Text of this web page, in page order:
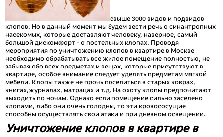
свыше 3000 видов и подвидов
клопов. Но в данный момент мы будем вести речь о синантропных
насекомых, которые доставляют человеку, наверное, самый
большой дискомфорт - о постельных клопах. Проводя
мероприятия по уничтожению клопов в квартире в Москве
необходимо обрабатывать все жилое помещение полностью, не
забывая обо всех предметах и вещах, которые присутствуют в
квартире, особое внимание следует уделять предметам мягкой
мебели. Клопы также не прочь поселиться в старых коврах,
книгах,журналах, матрацах и т.д. На охоту клопы предпочитают
выходить по ночам. Однако если помещение сильно заселено
клопами, либо они очень голодны, то эти кровососущие
способны осуществлять свои атаки и при дневном освещении.
Уничтожение клопов в квартире в